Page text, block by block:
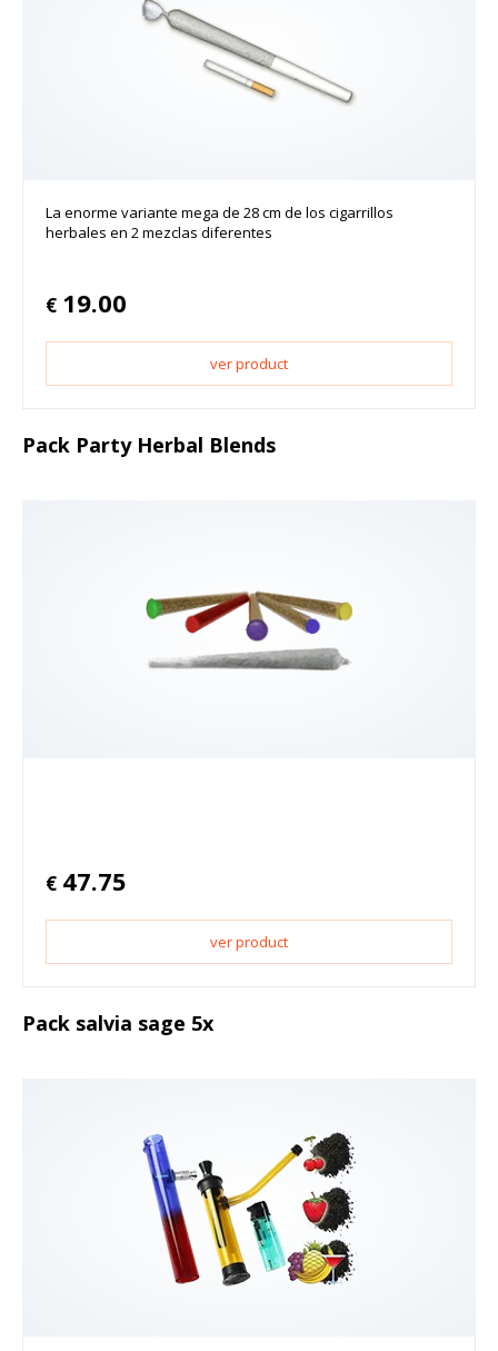
La enorme variante mega de 28 cm de los cigarrillos
herbales en 2 mezclas diferentes
€ 19.00
ver product
Pack Party Herbal Blends
€ 47.75
ver product
Pack salvia sage 5x